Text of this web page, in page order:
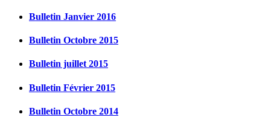
Bulletin Janvier 2016
Bulletin Octobre 2015
Bulletin juillet 2015
Bulletin Février 2015
Bulletin Octobre 2014